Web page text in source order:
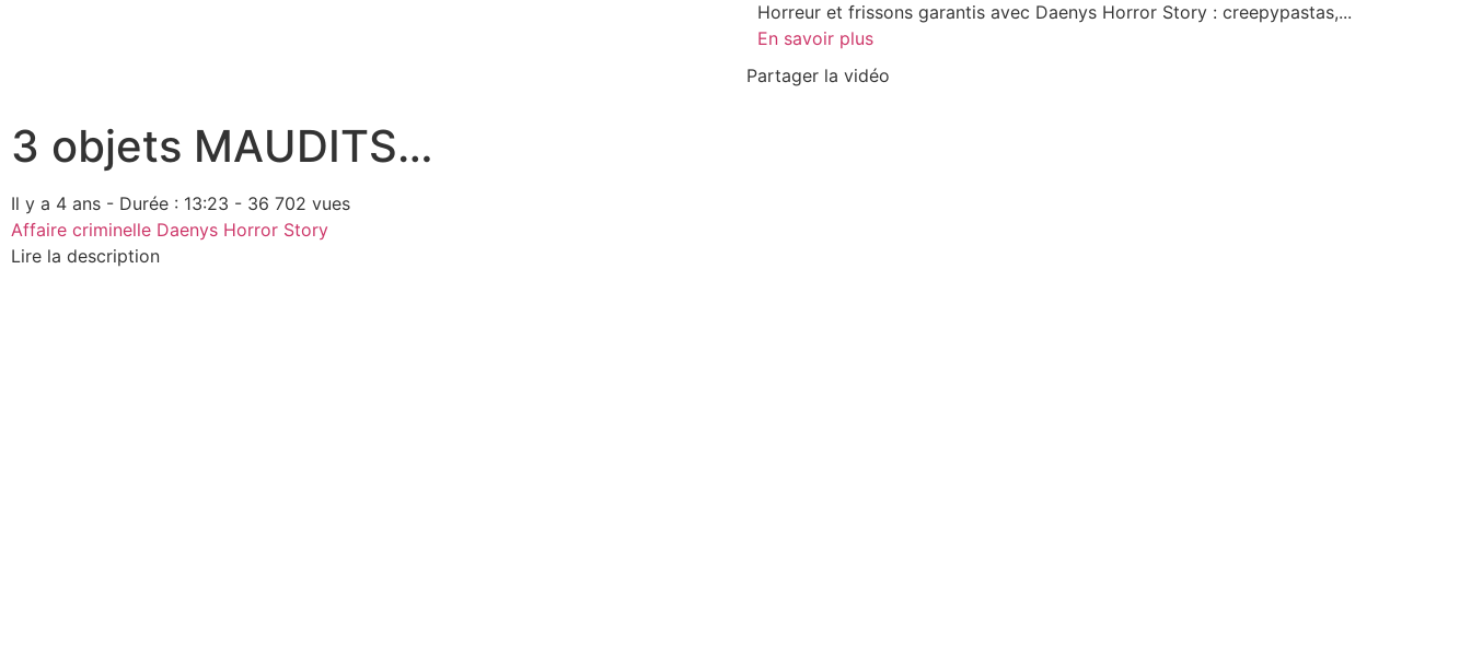
3 objets MAUDITS…
Il y a 4 ans - Durée : 13:23 - 36 702 vues
Affaire criminelle Daenys Horror Story
Lire la description
Horreur et frissons garantis avec Daenys Horror Story : creepypastas,...
En savoir plus
Partager la vidéo